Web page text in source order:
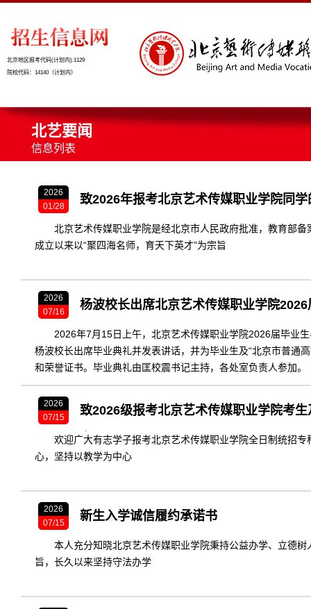
北京地区报考代码(计划内):1129
院校代码：14140（计划内）
北艺要闻
信息列表
致2026年报考北京艺术传媒职业学院同
2026
01/28
北京艺术传媒职业学院是经北京市人民政府批准，教育部
成立以来以“聚四海名师，育天下英才”为宗旨
杨波校长出席北京艺术传媒职业学院
2026
07/16
2026年7月15日上午，北京艺术传媒职业学院2026届毕业
杨波校长出席毕业典礼并发表讲话，并为毕业生及“北京市普通
和荣誉证书。毕业典礼由匡校震书记主持，各处室负责人参加。
致2026级报考北京艺术传媒职业学院考
书
2026
07/15
欢迎广大有志学子报考北京艺术传媒职业学院全日制统招
心，坚持以教学为中心
新生入学诚信履约承诺书
2026
07/15
本人充分知晓北京艺术传媒职业学院秉持公益办学、立德
旨，长久以来坚持守法办学